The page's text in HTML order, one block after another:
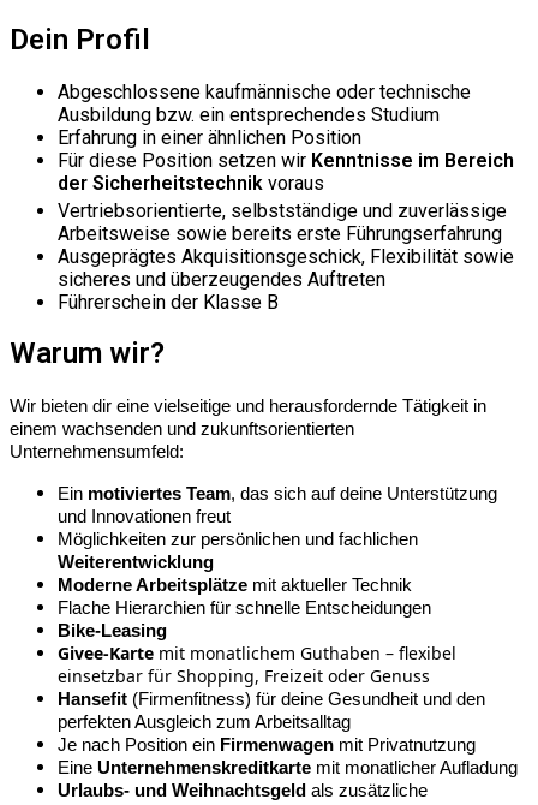
Dein Profil
Abgeschlossene kaufmännische oder technische
Ausbildung bzw. ein entsprechendes Studium
Erfahrung in einer ähnlichen Position
Für diese Position setzen wir Kenntnisse im Bereich
der Sicherheitstechnik voraus
Vertriebsorientierte, selbstständige und zuverlässige
Arbeitsweise sowie bereits erste Führungserfahrung
Ausgeprägtes Akquisitionsgeschick, Flexibilität sowie
sicheres und überzeugendes Auftreten
Führerschein der Klasse B
Warum wir?
Wir bieten dir eine vielseitige und herausfordernde Tätigkeit in
einem wachsenden und zukunftsorientierten
Unternehmensumfeld:
Ein motiviertes Team, das sich auf deine Unterstützung
und Innovationen freut
Möglichkeiten zur persönlichen und fachlichen
Weiterentwicklung
Moderne Arbeitsplätze mit aktueller Technik
Flache Hierarchien für schnelle Entscheidungen
Bike-Leasing
Givee-Karte mit monatlichem Guthaben – flexibel
einsetzbar für Shopping, Freizeit oder Genuss
Hansefit (Firmenfitness) für deine Gesundheit und den
perfekten Ausgleich zum Arbeitsalltag
Je nach Position ein Firmenwagen mit Privatnutzung
Eine Unternehmenskreditkarte mit monatlicher Aufladung
Urlaubs- und Weihnachtsgeld als zusätzliche